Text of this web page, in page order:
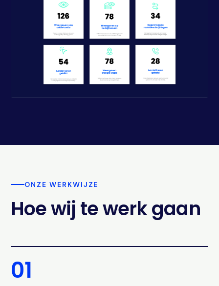
ONZE WERKWIJZE
Hoe wij te werk gaan
01